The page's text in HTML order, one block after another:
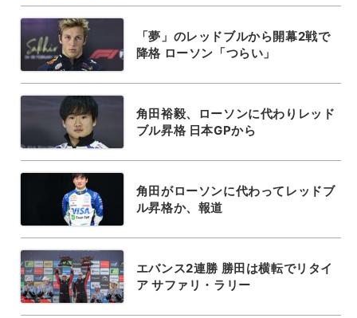
「夢」のレッドブルから開幕2戦で
降格 ローソン「つらい」
角田裕毅、ローソンに代わりレッド
ブル昇格 日本GPから
角田がローソンに代わってレッドブ
ル昇格か、報道
エバンス2連勝 勝田は横転でリタイ
ア サファリ・ラリー